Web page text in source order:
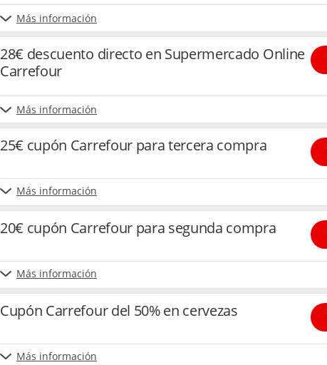
Más información
28€ descuento directo en Supermercado Online
Carrefour
Más información
25€ cupón Carrefour para tercera compra
Más información
20€ cupón Carrefour para segunda compra
Más información
Cupón Carrefour del 50% en cervezas
Más información